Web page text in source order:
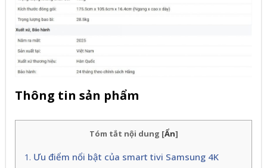
Thông tin sản phẩm
Tóm tắt nội dung [Ẩn]
Ưu điểm nổi bật của smart tivi Samsung 4K